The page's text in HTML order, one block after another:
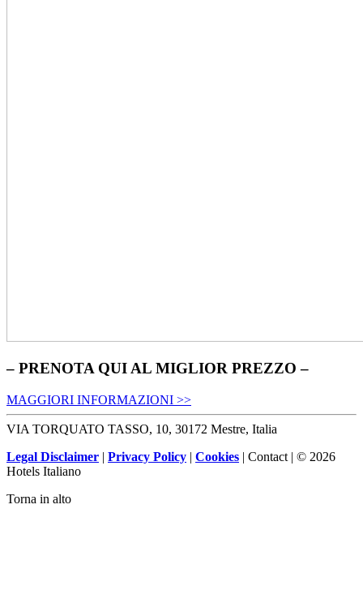
– PRENOTA QUI AL MIGLIOR PREZZO –
MAGGIORI INFORMAZIONI >>
VIA TORQUATO TASSO, 10, 30172 Mestre, Italia
Legal Disclaimer | Privacy Policy | Cookies | Contact | © 2026
Hotels Italiano
Torna in alto